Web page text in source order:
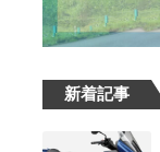
新着記事